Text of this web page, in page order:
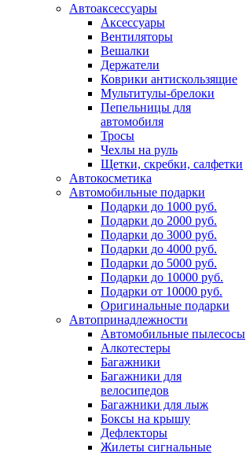
Автоаксессуары
Аксессуары
Вентиляторы
Вешалки
Держатели
Коврики антискользящие
Мультитулы-брелоки
Пепельницы для
автомобиля
Тросы
Чехлы на руль
Щетки, скребки, салфетки
Автокосметика
Автомобильные подарки
Подарки до 1000 руб.
Подарки до 2000 руб.
Подарки до 3000 руб.
Подарки до 4000 руб.
Подарки до 5000 руб.
Подарки до 10000 руб.
Подарки от 10000 руб.
Оригинальные подарки
Автопринадлежности
Автомобильные пылесосы
Алкотестеры
Багажники
Багажники для
велосипедов
Багажники для лыж
Боксы на крышу
Дефлекторы
Жилеты сигнальные